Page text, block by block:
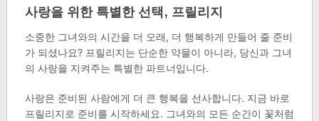
사랑을 위한 특별한 선택, 프릴리지
소중한 그녀와의 시간을 더 오래, 더 행복하게 만들어 줄 준비
가 되셨나요? 프릴리지는 단순한 약물이 아니라, 당신과 그녀
의 사랑을 지켜주는 특별한 파트너입니다.
사랑은 준비된 사람에게 더 큰 행복을 선사합니다. 지금 바로
프릴리지로 준비를 시작하세요. 그녀와의 모든 순간이 꽃처럼